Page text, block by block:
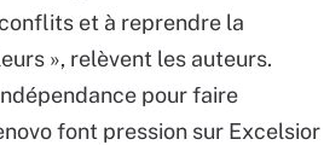
et à reprendre la
», relèvent les auteurs.
pour faire
font pression sur Excelsior